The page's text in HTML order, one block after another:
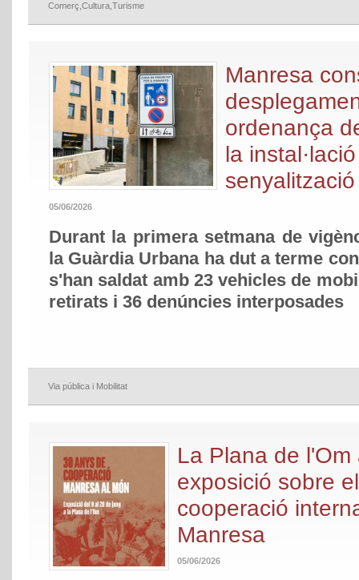
Comerç Cultura Turisme
Manresa
ordenança
la
05/06/2026
Durant la primera setmana de
la Guàrdia Urbana ha dut a terme
s'han saldat amb 23 vehicles de
retirats i 36 denúncies interposades
Via pública i Mobilitat
La Plana de
exposició sobre
cooperació
Manresa
05/06/2026